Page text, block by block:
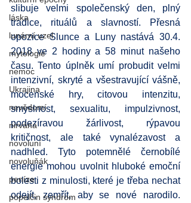
láska
lunární uzel
mytologie
nemoc
Ukrajina
nevědomí
nirvána
novoluní
novoluňák
peníze
popelčin syndrom
slibuje velmi společenský den, plný
tradice, rituálů a slavností. Přesná
opozice Slunce a Luny nastává 30.4.
2018 ve 2 hodiny a 58 minut našeho
času. Tento úplněk umí probudit velmi
intenzivní, skryté a všestravující vášně,
mocenské hry, citovou intenzitu,
smyslnost, sexualitu, impulzivnost,
podezíravou žárlivost, rýpavou
kritičnost, ale také vynalézavost a
nadhled. Tyto potemnělé černobílé
energie mohou uvolnit hluboké emoční
bolesti z minulosti, které je třeba nechat
odejít, zemřít, aby se nové narodilo.